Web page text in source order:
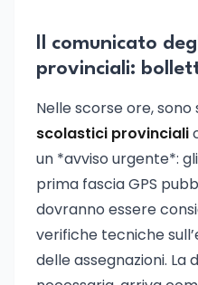
Il comunicato
provinciali:
Nelle scorse ore,
scolastici provinciali
un *avviso urgente*:
prima fascia GPS
dovranno essere
verifiche tecniche
delle assegnazioni. La